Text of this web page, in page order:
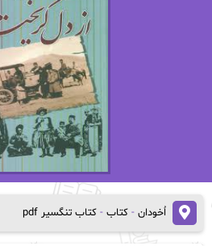
اُخودان- کتاب- کتاب تنگسیر pdf